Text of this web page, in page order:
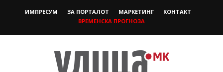
ИМПРЕСУМ ЗА ПОРТАЛОТ МАРКЕТИНГ
КОНТАКТ
ВРЕМЕНСКА ПРОГНОЗА